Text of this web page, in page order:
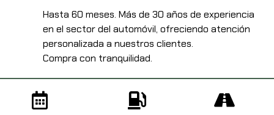
Hasta 60 meses. Más de 30 años de experiencia
en el sector del automóvil, ofreciendo atención
personalizada a nuestros clientes.
Compra con tranquilidad.